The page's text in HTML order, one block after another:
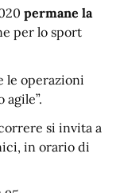
permane la
per lo sport
le operazioni
agile”.
si invita a
in orario di